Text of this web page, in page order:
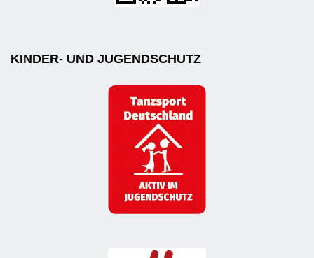
KINDER- UND JUGENDSCHUTZ